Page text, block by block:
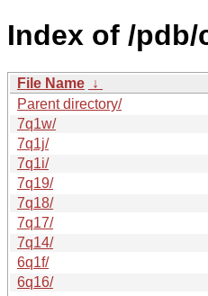
Index of /
File Name ↓
Parent directory/
7q1w/
7q1j/
7q1i/
7q19/
7q18/
7q17/
7q14/
6q1f/
6q16/